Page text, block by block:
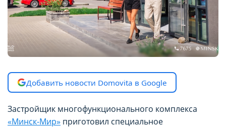
Добавить новости Domovita в Google
Застройщик многофункционального комплекса
«Минск-Мир» приготовил специальное